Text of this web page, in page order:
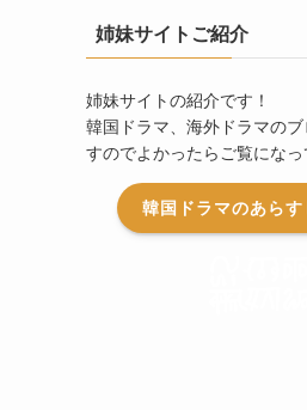
姉妹サイトご紹介
姉妹サイトの紹介です！
韓国ドラマ、海外ドラマの
すのでよかったらご覧になっ
韓国ドラマのあらす